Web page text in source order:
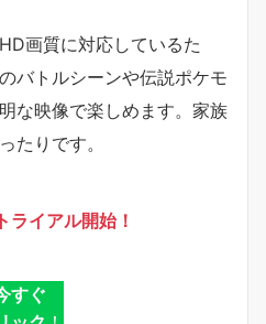
画質に対応しているた
バトルシーンや伝説ポケモ
な映像で楽しめます。家族
たりです。
ライアル開始！
すぐ